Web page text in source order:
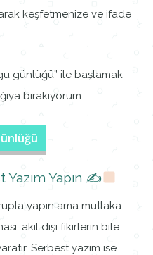
keşfetmenize ve ifade
günlüğü” ile başlamak
bırakıyorum.
Yazım Yapın ✍
yapın ama mutlaka
akıl dışı fikirlerin bile
Serbest yazım ise